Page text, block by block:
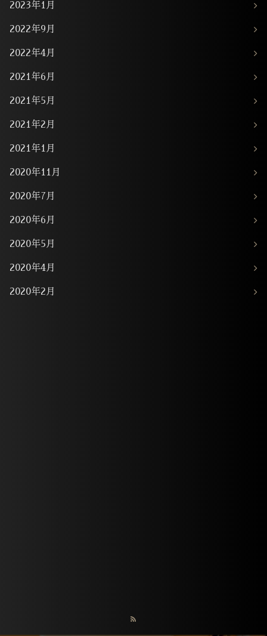
2023年1月
2022年9月
2022年4月
2021年6月
2021年5月
2021年2月
2021年1月
2020年11月
2020年7月
2020年6月
2020年5月
2020年4月
2020年2月